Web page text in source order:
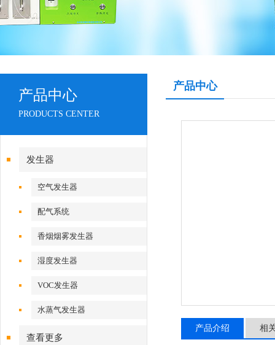
产品中心
PRODUCTS CENTER
发生器
空气发生器
配气系统
香烟烟雾发生器
湿度发生器
VOC发生器
水蒸气发生器
查看更多
产品中心
产品介绍 相